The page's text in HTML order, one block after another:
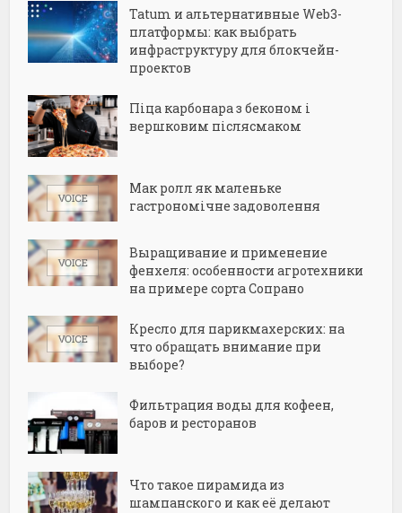
Tatum и альтернативные Web3-
платформы: как выбрать
инфраструктуру для блокчейн-
проектов
Піца карбонара з беконом і
вершковим післясмаком
Мак ролл як маленьке
гастрономічне задоволення
Выращивание и применение
фенхеля: особенности агротехники
на примере сорта Сопрано
Кресло для парикмахерских: на
что обращать внимание при
выборе?
Фильтрация воды для кофеен,
баров и ресторанов
Что такое пирамида из
шампанского и как её делают